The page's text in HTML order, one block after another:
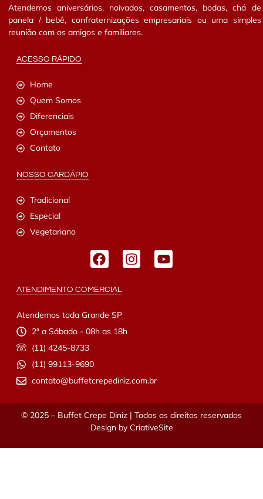
Atendemos aniversários, noivados, casamentos, bodas, chá de
panela / bebê, confraternizações empresariais ou uma simples
reunião com os amigos e familiares.
ACESSO RÁPIDO
Home
Quem Somos
Diferenciais
Orçamentos
Contato
NOSSO CARDÁPIO
Tradicional
Especial
Vegetariano
ATENDIMENTO COMERCIAL
Atendemos toda Grande SP
2ª a Sábado - 08h as 18h
(11) 4245-8733
(11) 99113-9690
contato@buffetcrepediniz.com.br
© 2025 – Buffet Crepe Diniz | Todos os direitos reservados
Design by CriativeSite